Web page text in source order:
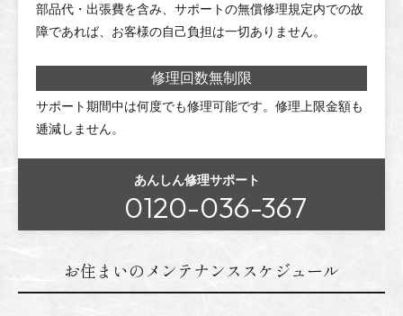
部品代・出張費を含み、サポートの無償修理規定内での故
障であれば、お客様の自己負担は一切ありません。
修理回数無制限
サポート期間中は何度でも修理可能です。修理上限金額も
逓減しません。
あんしん修理サポート
0120-036-367
お住まいのメンテナンススケジュール